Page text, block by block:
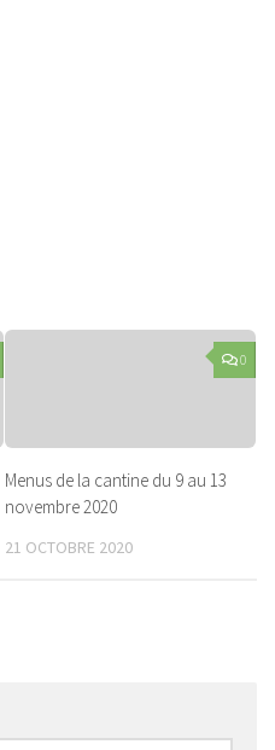
0
Menus de la cantine du 9 au 13
novembre 2020
21 OCTOBRE 2020